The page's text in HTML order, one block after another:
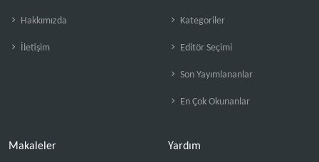
Hakkımızda
İletişim
Kategoriler
Editör Seçimi
Son Yayımlananlar
En Çok Okunanlar
Makaleler Yardım